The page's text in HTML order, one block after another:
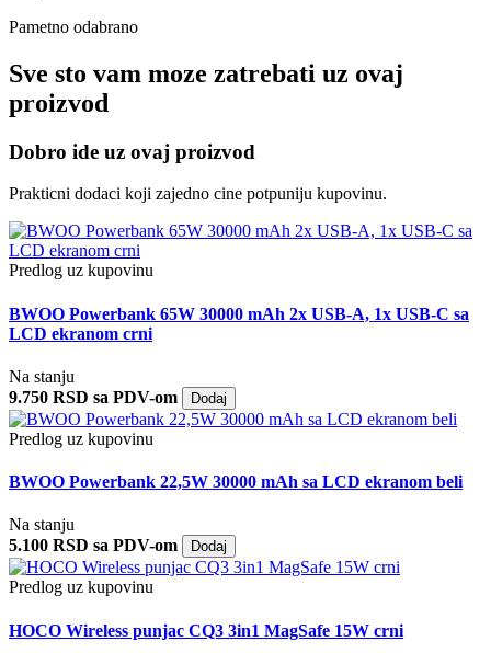
Pametno odabrano
Sve sto vam moze zatrebati uz ovaj
proizvod
Dobro ide uz ovaj proizvod
Prakticni dodaci koji zajedno cine potpuniju kupovinu.
Predlog uz kupovinu
BWOO Powerbank 65W 30000 mAh 2x USB-A, 1x USB-C sa
LCD ekranom crni
Na stanju
9.750 RSD sa PDV-om
Dodaj
Predlog uz kupovinu
BWOO Powerbank 22,5W 30000 mAh sa LCD ekranom beli
Na stanju
5.100 RSD sa PDV-om
Dodaj
Predlog uz kupovinu
HOCO Wireless punjac CQ3 3in1 MagSafe 15W crni